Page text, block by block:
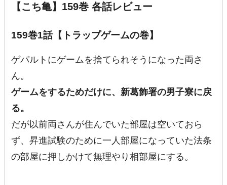
【こち亀】159巻 各話レビュー
159巻1話【トラップゲームの巻】
ゲパルトにゲームを捨てられそうになった両さ
ん。
ゲームをするためだけに、新葛飾署の男子寮に戻
る。
だが以前両さんが住んでいた部屋は空いておら
ず、昇進試験のために一人部屋になっていた法条
の部屋に押しかけて無理やり相部屋にする。